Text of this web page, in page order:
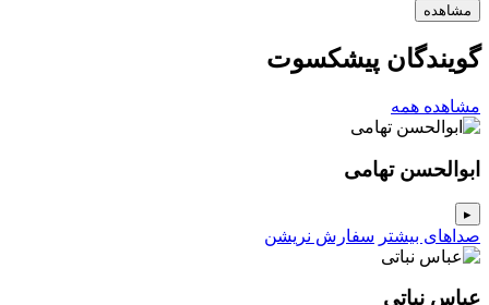
مشاهده
گویندگان پیشکسوت
مشاهده همه
ابوالحسن تهامی
▸
صداهای بیشتر سفارش نریشن
عباس نباتی